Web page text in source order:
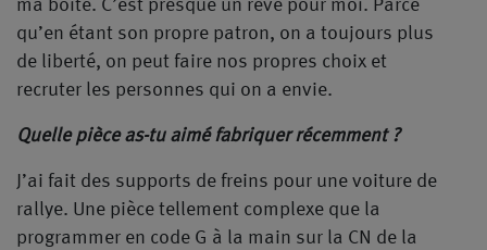
ma boîte. C’est presque un rêve pour moi. Parce
qu’en étant son propre patron, on a toujours plus
de liberté, on peut faire nos propres choix et
recruter les personnes qui on a envie.
Quelle pièce as-tu aimé fabriquer récemment ?
J’ai fait des supports de freins pour une voiture de
rallye. Une pièce tellement complexe que la
programmer en code G à la main sur la CN de la